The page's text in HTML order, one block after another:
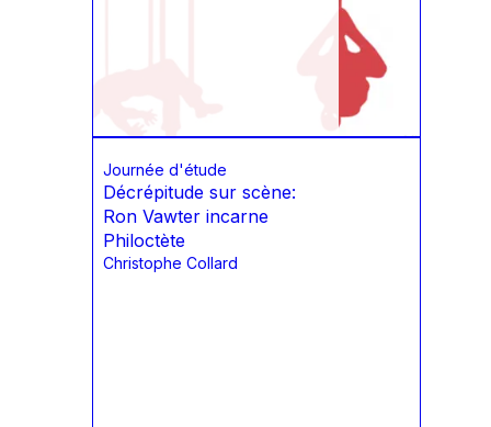
Journée d'étude
Décrépitude sur scène:
Ron Vawter incarne
Philoctète
Christophe Collard